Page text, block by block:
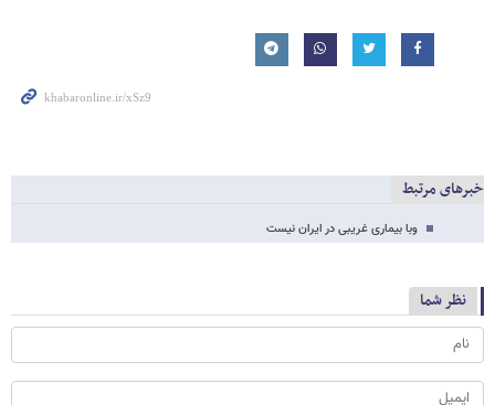
خبرهای مرتبط
وبا بیماری غریبی در ایران نیست
نظر شما